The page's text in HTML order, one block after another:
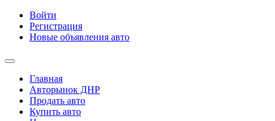
Войти
Регистрация
Новые объявления авто
Главная
Авторынок ДНР
Продать авто
Купить авто